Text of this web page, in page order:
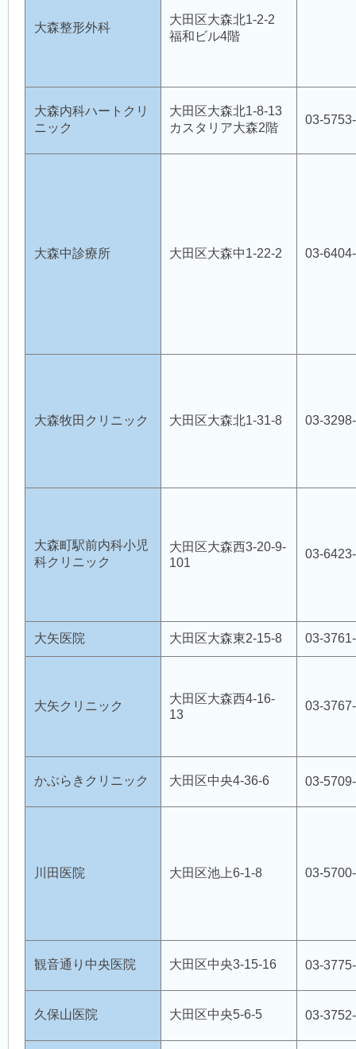
大森整形外科
大田区大森北1-2-2
福和ビル4階
大森内科ハートクリ
ニック
大田区大森北1-8-13
カスタリア大森2階
03-
大森中診療所 大田区大森中1-22-2 03-
大森牧田クリニック 大田区大森北1-31-8 03-
大森町駅前内科小児
科クリニック
大田区大森西3-20-9-
101
03-
大矢医院 大田区大森東2-15-8 03-
大矢クリニック
大田区大森西4-16-
13
03-
かぶらきクリニック 大田区中央4-36-6 03-
川田医院 大田区池上6-1-8 03-
観音通り中央医院 大田区中央3-15-16 03-
久保山医院 大田区中央5-6-5 03-